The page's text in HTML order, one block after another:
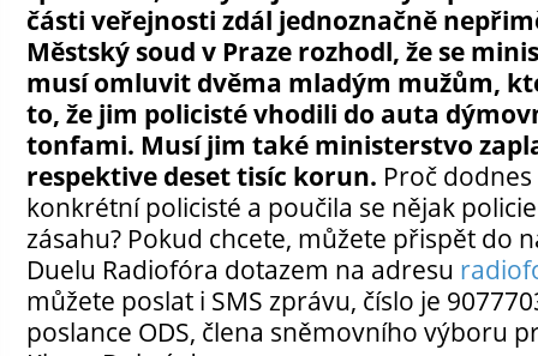
části veřejnosti zdál jednoznačně
Městský soud v Praze rozhodl, že se
musí omluvit dvěma mladým mužům,
to, že jim policisté vhodili do auta
tonfami. Musí jim také ministerstvo
respektive deset tisíc korun. Proč
konkrétní policisté a poučila se nějak
zásahu? Pokud chcete, můžete přispět do
Duelu Radiofóra dotazem na adresu
můžete poslat i SMS zprávu, číslo je
poslance ODS, člena sněmovního výboru